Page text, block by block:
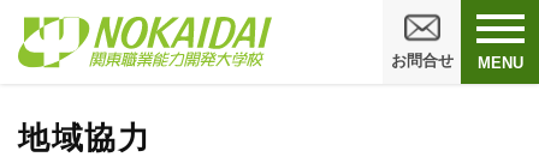
お問合せ MENU
地域協力